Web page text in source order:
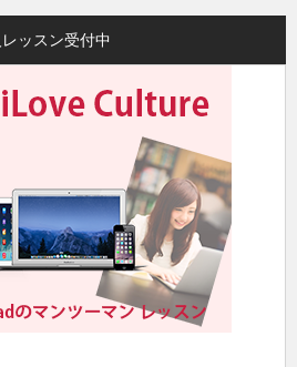
ッスン受付中